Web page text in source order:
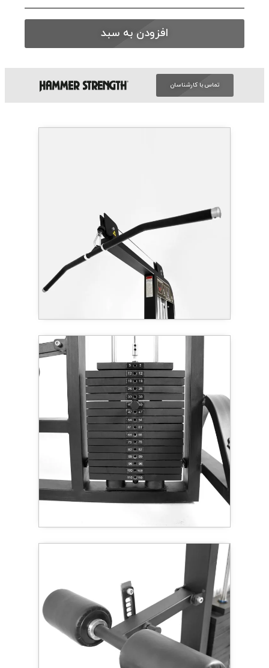
افزودن به سبد
تماس با کارشناسان